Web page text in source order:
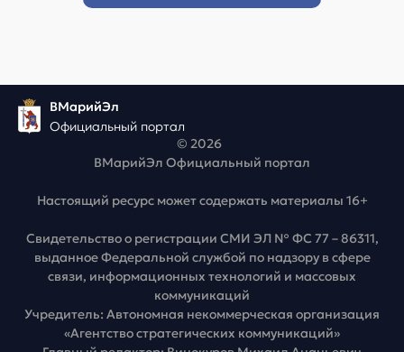
ВМарийЭл
Официальный портал
© 2026
ВМарийЭл Официальный портал
Настоящий ресурс может содержать материалы 16+
Свидетельство о регистрации СМИ ЭЛ № ФС 77 – 86311,
выданное Федеральной службой по надзору в сфере
связи, информационных технологий и массовых
коммуникаций
Учредитель: Автономная некоммерческая организация
«Агентство стратегических коммуникаций»